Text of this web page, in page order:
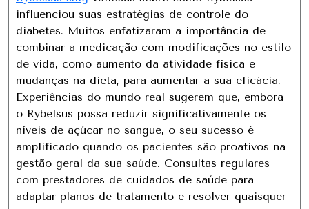
influenciou suas estratégias de controle do
diabetes. Muitos enfatizaram a importância de
combinar a medicação com modificações no estilo
de vida, como aumento da atividade física e
mudanças na dieta, para aumentar a sua eficácia.
Experiências do mundo real sugerem que, embora
o Rybelsus possa reduzir significativamente os
níveis de açúcar no sangue, o seu sucesso é
amplificado quando os pacientes são proativos na
gestão geral da sua saúde. Consultas regulares
com prestadores de cuidados de saúde para
adaptar planos de tratamento e resolver quaisquer